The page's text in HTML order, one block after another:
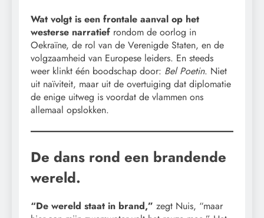
Wat volgt is een frontale aanval op het
westerse narratief rondom de oorlog in
Oekraïne, de rol van de Verenigde Staten, en de
volgzaamheid van Europese leiders. En steeds
weer klinkt één boodschap door: Bel Poetin. Niet
uit naïviteit, maar uit de overtuiging dat diplomatie
de enige uitweg is voordat de vlammen ons
allemaal opslokken.
De dans rond een brandende
wereld.
“De wereld staat in brand,” zegt Nuis, “maar